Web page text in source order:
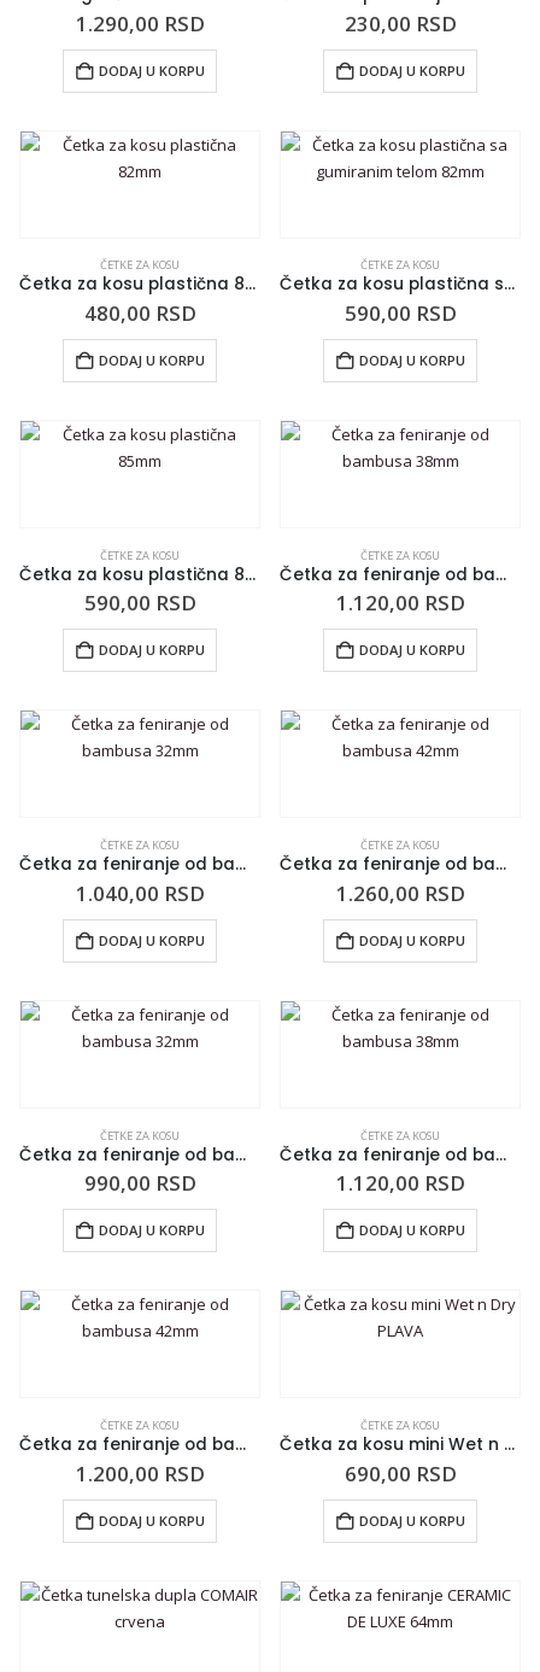
1.290,00 RSD
DODAJ U KORPU
230,00 RSD
DODAJ U KORPU
ČETKE ZA KOSU
Četka za kosu plastična 82mm
480,00 RSD
DODAJ U KORPU
ČETKE ZA KOSU
Četka za kosu plastična sa gumiranim telom 82mm
590,00 RSD
DODAJ U KORPU
ČETKE ZA KOSU
Četka za kosu plastična 85mm
590,00 RSD
DODAJ U KORPU
ČETKE ZA KOSU
Četka za feniranje od bambusa 38mm
1.120,00 RSD
DODAJ U KORPU
ČETKE ZA KOSU
Četka za feniranje od bambusa 32mm
1.040,00 RSD
DODAJ U KORPU
ČETKE ZA KOSU
Četka za feniranje od bambusa 42mm
1.260,00 RSD
DODAJ U KORPU
ČETKE ZA KOSU
Četka za feniranje od bambusa 32mm
990,00 RSD
DODAJ U KORPU
ČETKE ZA KOSU
Četka za feniranje od bambusa 38mm
1.120,00 RSD
DODAJ U KORPU
ČETKE ZA KOSU
Četka za feniranje od bambusa 42mm
1.200,00 RSD
DODAJ U KORPU
ČETKE ZA KOSU
Četka za kosu mini Wet n Dry PLAVA
690,00 RSD
DODAJ U KORPU